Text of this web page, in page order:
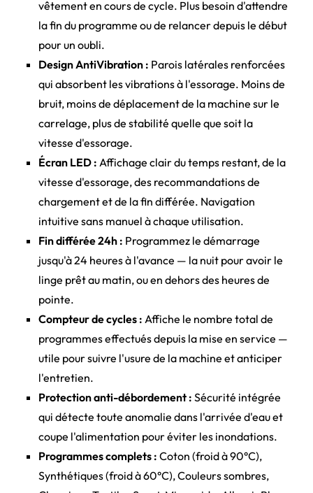
vêtement en cours de cycle. Plus besoin d'attendre
la fin du programme ou de relancer depuis le début
pour un oubli.
Design AntiVibration : Parois latérales renforcées
qui absorbent les vibrations à l'essorage. Moins de
bruit, moins de déplacement de la machine sur le
carrelage, plus de stabilité quelle que soit la
vitesse d'essorage.
Écran LED : Affichage clair du temps restant, de la
vitesse d'essorage, des recommandations de
chargement et de la fin différée. Navigation
intuitive sans manuel à chaque utilisation.
Fin différée 24h : Programmez le démarrage
jusqu'à 24 heures à l'avance — la nuit pour avoir le
linge prêt au matin, ou en dehors des heures de
pointe.
Compteur de cycles : Affiche le nombre total de
programmes effectués depuis la mise en service —
utile pour suivre l'usure de la machine et anticiper
l'entretien.
Protection anti-débordement : Sécurité intégrée
qui détecte toute anomalie dans l'arrivée d'eau et
coupe l'alimentation pour éviter les inondations.
Programmes complets : Coton (froid à 90°C),
Synthétiques (froid à 60°C), Couleurs sombres,